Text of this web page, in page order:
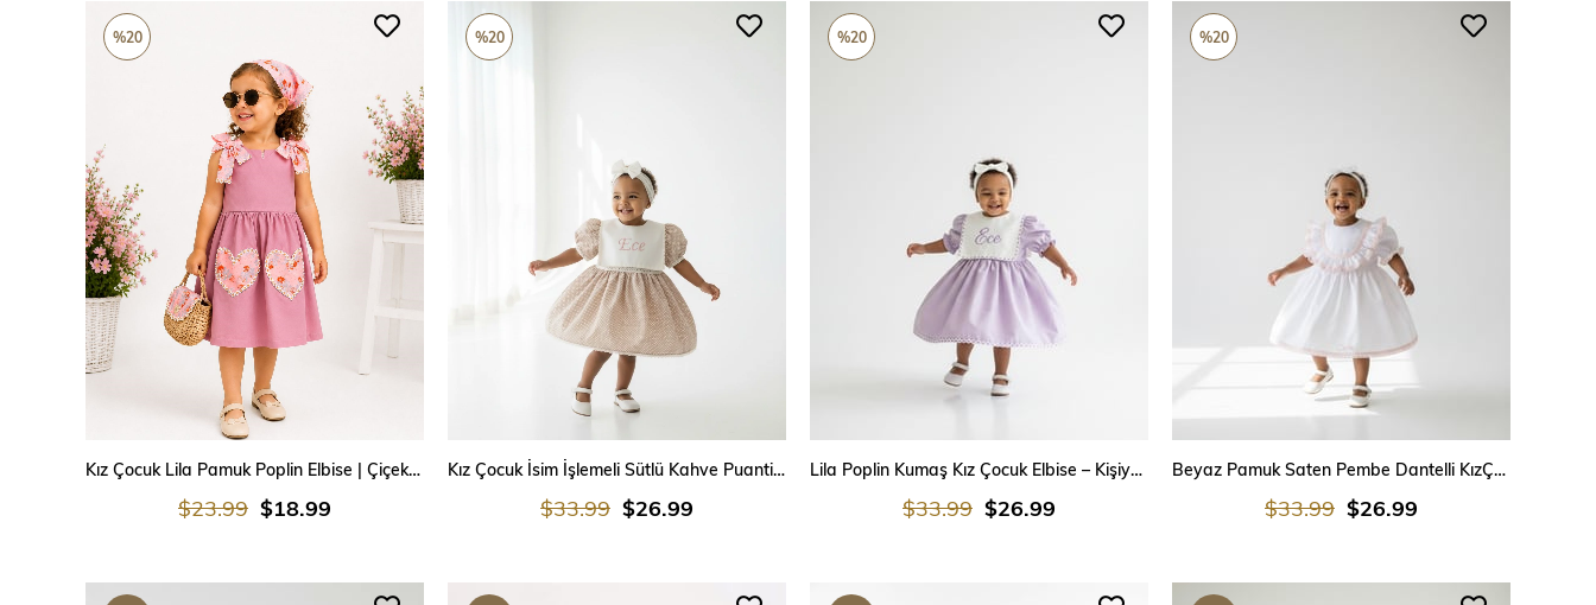
SEPETE EKLE
Kız Çocuk Lila Pamuk Poplin Elbise | Çiçek Desenli Kalp Cepli Fiyonk Detaylı Özel Dikim Elbise 1-5 Yaş
$18.99
$23.99
%20
SEPETE EKLE
Kız Çocuk İsim İşlemeli Sütlü Kahve Puantiyeli Elbise – Önlüklü Dantelli Özel Dikim Elbise (0-3 Ay / ,5 Yaş)
$26.99
$33.99
%20
SEPETE EKLE
Lila Poplin Kumaş Kız Çocuk Elbise – Kişiye Özel İsim İşlemeli Özel Dikim Elbise (0-3 Ay / 6 Yaş)
$26.99
$33.99
%20
SEPETE EKLE
Beyaz Pamuk Saten Pembe Dantelli KızÇocuk Elbise
$26.99
$33.99
%20